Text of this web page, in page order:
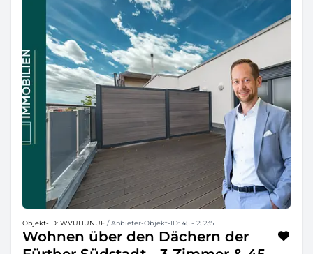
Objekt-ID: WVUHUNUF / Anbieter-Objekt-ID: 45 - 25235
Wohnen über den Dächern der